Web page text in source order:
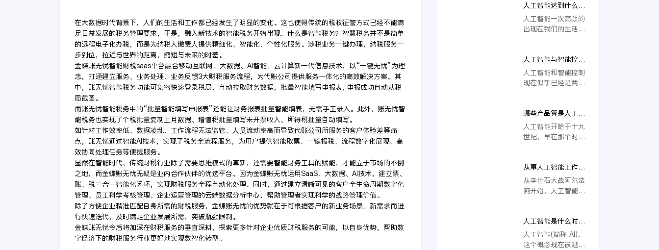
在大数据时代背景下，人们的生活和工作都已经发生了明显的变化。这也使得传统的税收征管方式已经不能满
足日益发展的税务管理要求，于是，融入新技术的智能税务开始出现。什么是智能税务？智慧税务并不是简单
的远程电子化办税，而是为纳税人缴费人提供精细化、智能化、个性化服务。涉税业务一键办理，纳税服务一
步到位，拉近与世界的距离，缩短与未来的时差。
金蝶账无忧智能财税saas平台融合移动互联网、大数据、AI智能、云计算新一代信息技术，以“一键无忧”为理
念，打通建立服务、业务处理、业务反馈3大财税服务流程，为代账公司提供服务一体化的高效解决方案。其
中，账无忧智能税务功能可免密快速登录税局，自动拉取财务数据，批量智能填写申报表, 申报成功自动从税
局截图。
而账无忧智能税务中的“批量智能填写申报表”还能让财务报表批量智能填表，无需手工录入。此外，账无忧智
能税务也实现了个税批量复制上月数据、增值税批量填写未开票收入、所得税批量自动填写。
如针对工作效率低、数据凌乱、工作流程无法监管、人员流动率高而导致代账公司所服务的客户体验差等痛
点，账无忧通过智能AI技术，实现了税务全流程服务，为用户提供智能取票、一键报税、流程数字化展现、高
效协同处理任务等便捷服务。
显然在智能时代，传统财税行业除了需要思维模式的革新，还需要智能财务工具的赋能，才能立于市场的不倒
之地，而金蝶账无忧无疑是业内合作伙伴的优选平台。因为金蝶账无忧运用SaaS、大数据、AI技术，建立票、
账、税三合一智能化闭环，实现财税服务全程自动化处理。同时，通过建立清晰可见的客户全生命周期数字化
管理、员工科学考核管理、企业运营管理的云端数据分析中心，帮助管理者实现科学的战略管理价值。
除了方便企业精准匹配自身所需的财税服务，金蝶账无忧的优势就在于可根据客户的新业务场景、新需求而进
行快速迭代，及时满足企业发展所需，突破瓶颈限制。
金蝶账无忧今后将加深在财税服务的垂直深耕，探索更多针对企业优质财税服务的可能，以自身优势，帮助数
字经济下的财税服务行业更好地实现数智化转型。
利。
人工智能达到什么程
度了？
人工智能一次高频的
出现在我们的生活
研究，甚至在人工智
能是否会代替人脑产
生了完全不同的论
度？
人工智能与智能控制
的关系
人工智能和智能控制
现在似乎已经是两个
控制，虽然有相似的
地方，但是两个概念
其中还是有很大的分
人工智能和智能控制
两个词汇的相同点、
不同点以及两者之间
的联系。
哪些产品算是人工智
能的产品？
人工智能开始于十九
世纪，早在那个时候
前赴后继，但是当时
人工智能这个词汇还
不流行于普通民众之
街头巷尾。今天我们
给大家介绍一下人工
智能的主要产品。
从事人工智能工作的
人需要懂得心理学
吗？
从李世石大战阿尔法
狗开始，人工智能似
人工智能的优势和劣
势以及从事人工智能
工作的相关信息似乎
人工智能是什么时候
提出的？
人工智能(简称 AI)，
这个概念现在被越来